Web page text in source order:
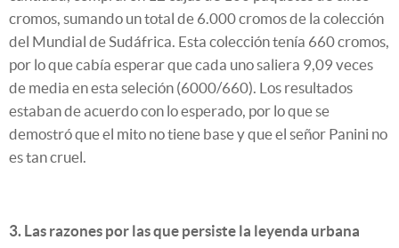
cromos, sumando un total de 6.000 cromos de la colección
del Mundial de Sudáfrica. Esta colección tenía 660 cromos,
por lo que cabía esperar que cada uno saliera 9,09 veces
de media en esta seleción (6000/660). Los resultados
estaban de acuerdo con lo esperado, por lo que se
demostró que el mito no tiene base y que el señor Panini no
es tan cruel.
3. Las razones por las que persiste la leyenda urbana